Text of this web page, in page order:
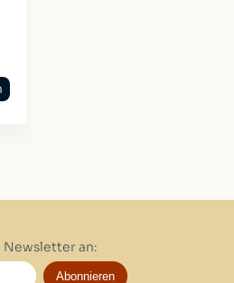
Newsletter an:
Abonnieren